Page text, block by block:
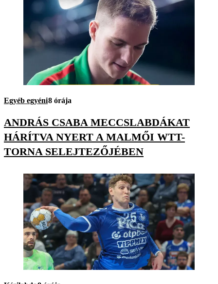
Egyéb egyéni8 órája
ANDRÁS CSABA MECCSLABDÁKAT
HÁRÍTVA NYERT A MALMŐI WTT-
TORNA SELEJTEZŐJÉBEN